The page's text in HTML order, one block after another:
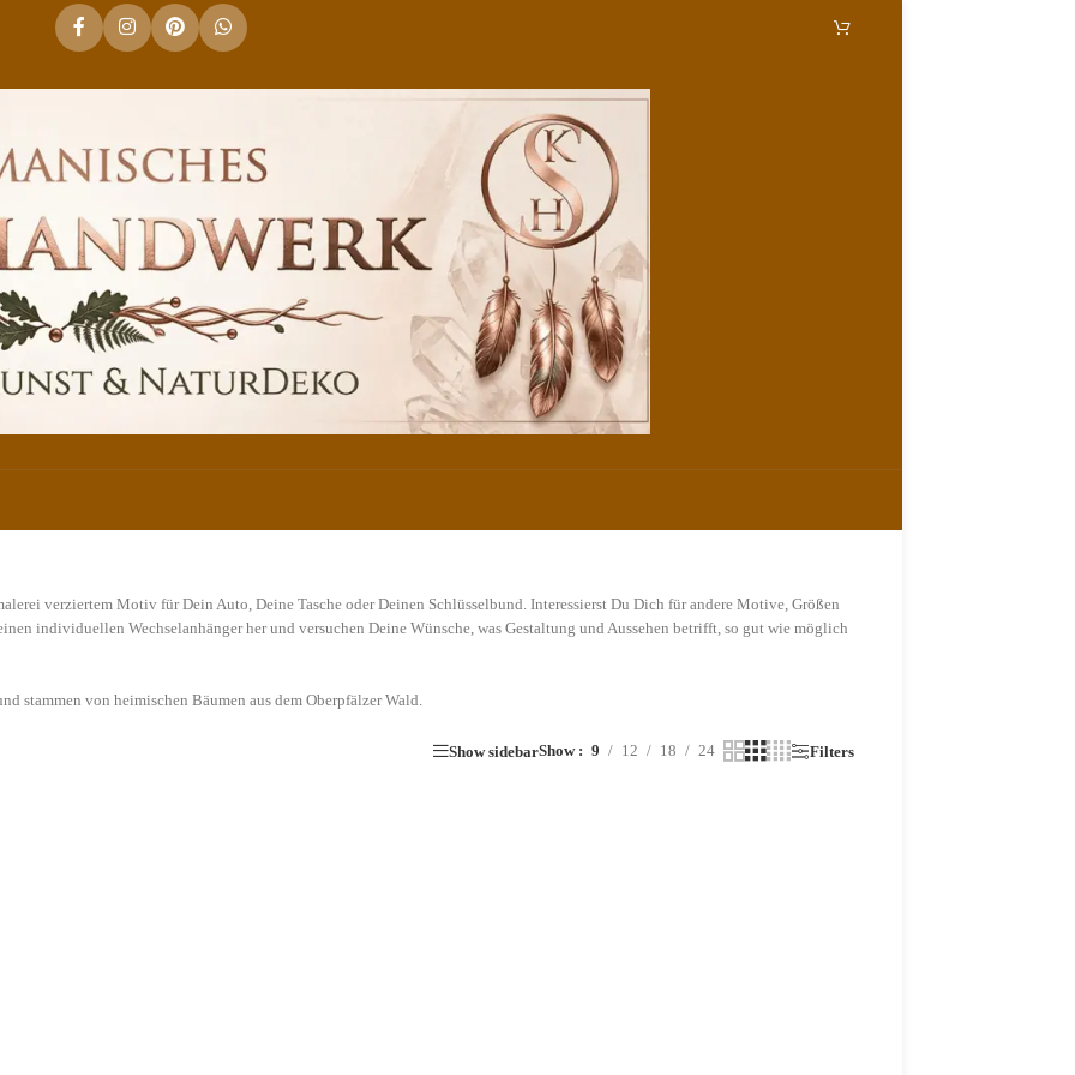
verziertem Motiv für Dein Auto, Deine Tasche oder Deinen Schlüsselbund. Interessierst Du Dich für andere Motive, Größen
individuellen Wechselanhänger her und versuchen Deine Wünsche, was Gestaltung und Aussehen betrifft, so gut wie möglich
stammen von heimischen Bäumen aus dem Oberpfälzer Wald.
Show sidebarShow 9 12 18 24 Filters